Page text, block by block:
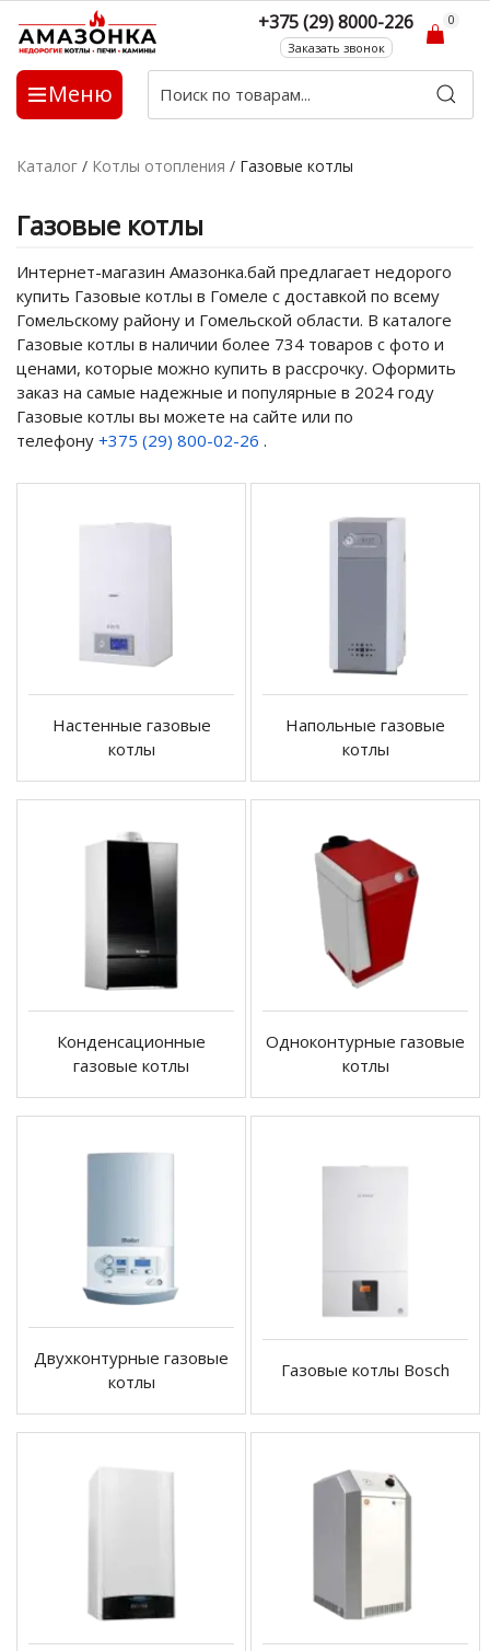
Меню
+375 (29) 8000-226
Заказать звонок
0
Каталог / Котлы отопления / Газовые котлы
Газовые котлы
Интернет-магазин Амазонка.бай предлагает недорого
купить Газовые котлы в Гомеле с доставкой по всему
Гомельскому району и Гомельской области. В каталоге
Газовые котлы в наличии более 734 товаров с фото и
ценами, которые можно купить в рассрочку. Оформить
заказ на самые надежные и популярные в 2024 году
Газовые котлы вы можете на сайте или по
телефону +375 (29) 800-02-26 .
Настенные газовые
котлы
Напольные газовые
котлы
Конденсационные
газовые котлы
Одноконтурные газовые
котлы
Двухконтурные газовые
котлы
Газовые котлы Bosch